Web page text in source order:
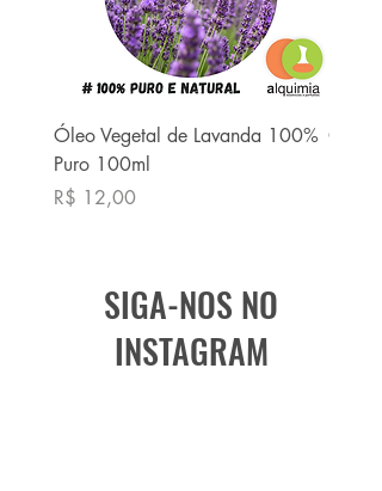
Óleo Vegetal de Lavanda 100%
Puro 100ml
Preço
R$ 12,00
Óleo
SIGA-NOS NO
INSTAGRAM